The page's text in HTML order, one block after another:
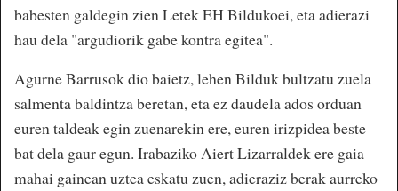
babesten galdegin zien Letek EH Bildukoei, eta adierazi
hau dela "argudiorik gabe kontra egitea".
Agurne Barrusok dio baietz, lehen Bilduk bultzatu zuela
salmenta baldintza beretan, eta ez daudela ados orduan
euren taldeak egin zuenarekin ere, euren irizpidea beste
bat dela gaur egun. Irabaziko Aiert Lizarraldek ere gaia
mahai gainean uztea eskatu zuen, adieraziz berak aurreko